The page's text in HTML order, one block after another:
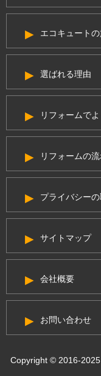
エコキュート
選ばれる理由
リフォームで
リフォームの
プライバシー
サイトマップ
会社概要
お問い合わせ
Copyright © 2016-2025